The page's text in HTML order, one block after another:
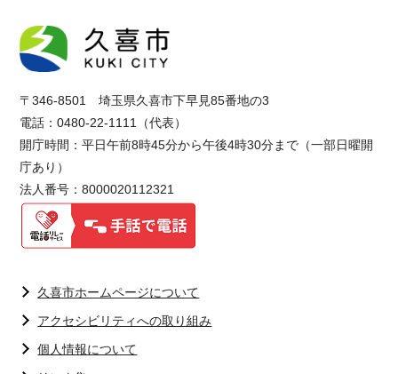
〒346-8501 埼玉県久喜市下早見85番地の3
電話：0480-22-1111（代表）
開庁時間：平日午前8時45分から午後4時30分まで（一部日曜開
庁あり）
法人番号：8000020112321
久喜市ホームページについて
アクセシビリティへの取り組み
個人情報について